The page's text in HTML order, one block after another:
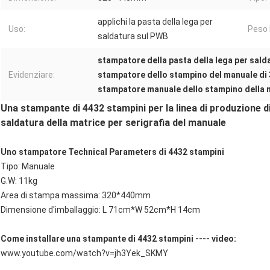
Uso:
applichi la pasta della lega per
saldatura sul PWB
Peso
Evidenziare:
stampatore della pasta della lega per
stampatore dello stampino del manuale di
stampatore manuale dello stampino della
Una stampante di 4432 stampini per la linea di produzione
saldatura della matrice per serigrafia del manuale
Uno stampatore Technical Parameters di 4432 stampini
Tipo: Manuale
G.W: 11kg
Area di stampa massima: 320*440mm
Dimensione d'imballaggio: L 71cm*W 52cm*H 14cm
Come installare una stampante di 4432 stampini ---- video:
www.youtube.com/watch?v=jh3Yek_SKMY